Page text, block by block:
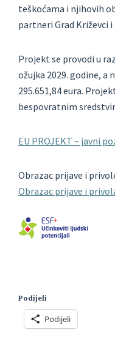
teškoćama i njihovih
partneri Grad Križevci
Projekt se provodi u
ožujka 2029. godine, a
295.651,84 eura.
bespovratnim
EU PROJEKT – javni
Obrazac prijave i
Obrazac prijave i
Podijeli
Podijeli